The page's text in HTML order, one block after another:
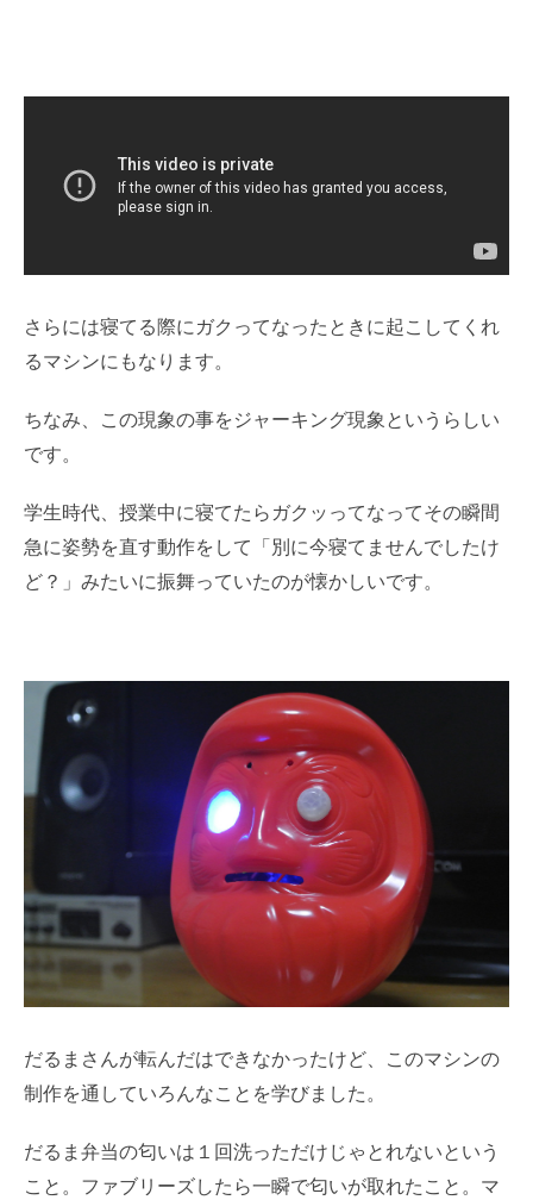
さらには寝てる際にガクってなったときに起こしてくれ
るマシンにもなります。
ちなみ、この現象の事をジャーキング現象というらしい
です。
学生時代、授業中に寝てたらガクッってなってその瞬間
急に姿勢を直す動作をして「別に今寝てませんでしたけ
ど？」みたいに振舞っていたのが懐かしいです。
だるまさんが転んだはできなかったけど、このマシンの
制作を通していろんなことを学びました。
だるま弁当の匂いは１回洗っただけじゃとれないという
こと。ファブリーズしたら一瞬で匂いが取れたこと。マ